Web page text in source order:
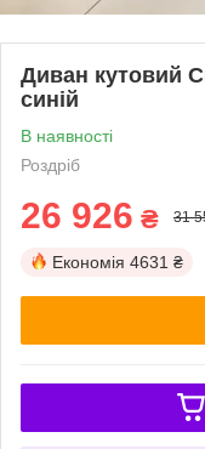
Диван кутовий
синій
В наявності
Роздріб
26 926 ₴ 31
Економія 4631 ₴